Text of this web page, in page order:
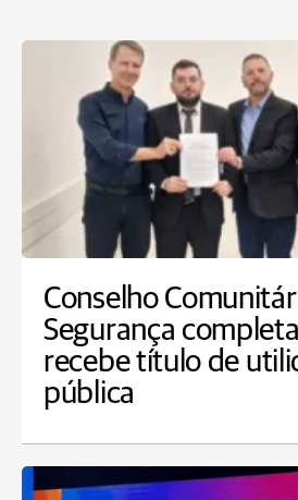
Conselho
Segurança
recebe título de
pública